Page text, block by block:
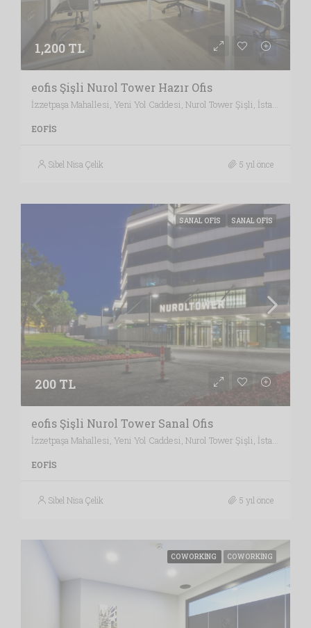
1,200 TL
eofis Şişli Nurol Tower Hazır Ofis
İzzetpaşa Mahallesi, Yeni Yol Caddesi, Nurol Tower Şişli, İstanbul / Türkiye , Vergi Dairesi: KAĞITHANE VERGİ DAİRESİ, İstanbul
EOFIS
Sibel Nisa Çelik 5 yıl önce
SANAL OFIS SANAL OFIS
200 TL
eofis Şişli Nurol Tower Sanal Ofis
İzzetpaşa Mahallesi, Yeni Yol Caddesi, Nurol Tower Şişli, İstanbul / Türkiye , Vergi Dairesi: KAĞITHANE VERGİ DAİRESİ, İstanbul
EOFIS
Sibel Nisa Çelik 5 yıl önce
COWORKING COWORKING